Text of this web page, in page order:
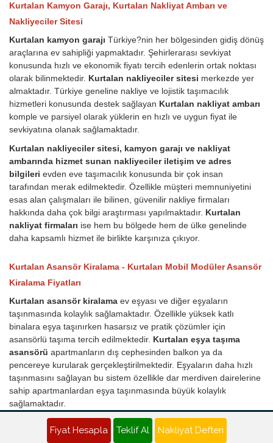
Kurtalan Kamyon Garajı, Kurtalan Nakliyat Ambarı ve
Nakliyeciler Sitesi
Kurtalan kamyon garajı Türkiye?nin her bölgesinden gidiş dönüş
araçlarına ev sahipliği yapmaktadır. Şehirlerarası sevkiyat
konusunda hızlı ve ekonomik fiyatı tercih edenlerin ortak noktası
olarak bilinmektedir. Kurtalan nakliyeciler sitesi merkezde yer
almaktadır. Türkiye geneline nakliye ve lojistik taşımacılık
hizmetleri konusunda destek sağlayan Kurtalan nakliyat ambarı
komple ve parsiyel olarak yüklerin en hızlı ve uygun fiyat ile
sevkiyatına olanak sağlamaktadır.
Kurtalan nakliyeciler sitesi, kamyon garajı ve nakliyat
ambarında hizmet sunan nakliyeciler iletişim ve adres
bilgileri evden eve taşımacılık konusunda bir çok insan
tarafından merak edilmektedir. Özellikle müşteri memnuniyetini
esas alan çalışmaları ile bilinen, güvenilir nakliye firmaları
hakkında daha çok bilgi araştırması yapılmaktadır. Kurtalan
nakliyat firmaları ise hem bu bölgede hem de ülke genelinde
daha kapsamlı hizmet ile birlikte karşınıza çıkıyor.
Kurtalan Asansör Kiralama - Kurtalan Mobil Modüler Asansör
Kiralama Fiyatları
Kurtalan asansör kiralama ev eşyası ve diğer eşyaların
taşınmasında kolaylık sağlamaktadır. Özellikle yüksek katlı
binalara eşya taşınırken hasarsız ve pratik çözümler için
asansörlü taşıma tercih edilmektedir. Kurtalan eşya taşıma
asansörü apartmanların dış cephesinden balkon ya da
pencereye kurularak gerçekleştirilmektedir. Eşyaların daha hızlı
taşınmasını sağlayan bu sistem özellikle dar merdiven dairelerine
sahip apartmanlardan eşya taşınmasında büyük kolaylık
sağlamaktadır.
Yük ve eşya taşıma asansörü nasıl çalışır?
Fiyat Hesapla Teklif Al Nakliyat Defteri